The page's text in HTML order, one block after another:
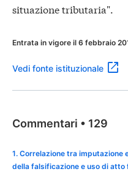
situazione tributaria".
Entrata in vigore il 6 febbraio
Vedi fonte istituzionale
Commentari • 129
1. Correlazione tra imputazione
della falsificazione e uso di atto